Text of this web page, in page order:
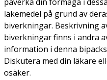
läkemedel på grund av
biverkningar. Beskrivning
biverkningar finns i andra
information i denna
Diskutera med din läkare
osäker.